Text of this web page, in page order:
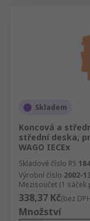
Skladem
Koncová a
střední deska,
WAGO IECEx
Skladové číslo RS
Výrobní číslo 2002-
Mezisoučet (1 sáček
338,37 Kč(bez
Množství